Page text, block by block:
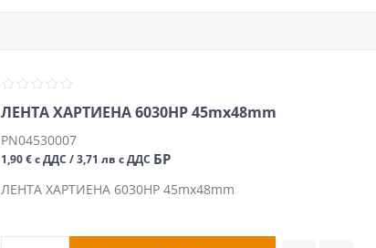
ЛЕНТА ХАРТИЕНА 6030HP 45mх48mm
PN04530007
1,90 € с ДДС / 3,71 лв с ДДС БР
ЛЕНТА ХАРТИЕНА 6030HP 45mх48mm